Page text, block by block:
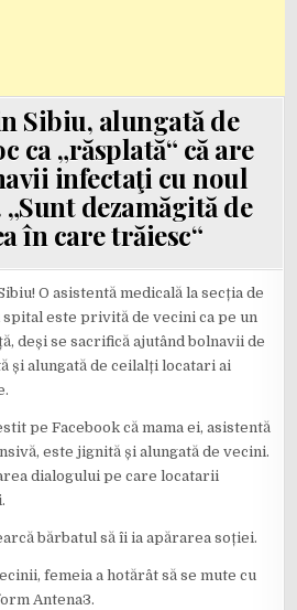
Sibiu, alungată de
ca „răsplată“ că are
infectaţi cu noul
dezamăgită de
în care trăiesc“
O asistentă medicală la secția de
este privită de vecini ca pe un
deși se sacrifică ajutând bolnavii de
și alungată de ceilalți locatari ai
pe Facebook că mama ei, asistentă
este jignită și alungată de vecini.
dialogului pe care locatarii
bărbatul să îi ia apărarea soției.
femeia a hotărât să se mute cu
Antena3.